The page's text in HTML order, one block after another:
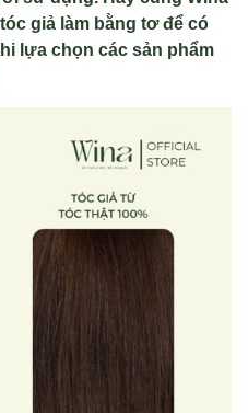
giả làm bằng tơ để có
lựa chọn các sản phẩm